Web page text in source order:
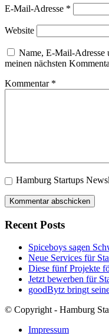
E-Mail-Adresse *
Website
Name, E-Mail-Adresse
meinen nächsten
Kommentar *
Hamburg Startups
Recent Posts
Spiceboys sagen
Neue Services für
Diese fünf Projekte
Jetzt bewerben für
goodBytz bringt
© Copyright - Hamburg
Impressum